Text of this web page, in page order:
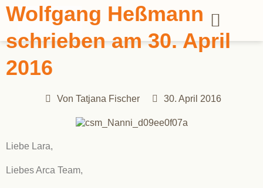
Wolfgang Heßmann
schrieben am 30. April
2016
Von Tatjana Fischer 30. April 2016
Liebe Lara,
Liebes Arca Team,